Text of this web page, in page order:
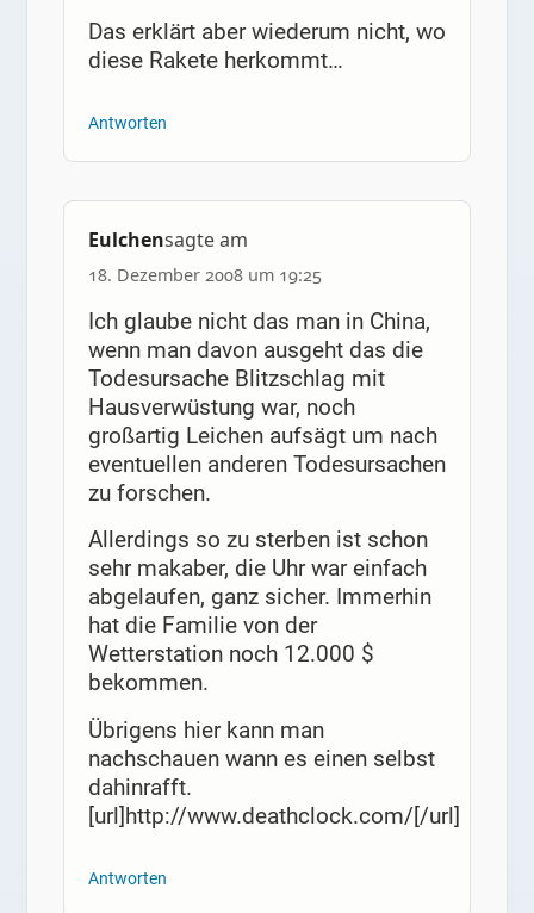
Das erklärt aber wiederum nicht, wo
diese Rakete herkommt…
Antworten
Eulchensagte am
18. Dezember 2008 um 19:25
Ich glaube nicht das man in China,
wenn man davon ausgeht das die
Todesursache Blitzschlag mit
Hausverwüstung war, noch
großartig Leichen aufsägt um nach
eventuellen anderen Todesursachen
zu forschen.
Allerdings so zu sterben ist schon
sehr makaber, die Uhr war einfach
abgelaufen, ganz sicher. Immerhin
hat die Familie von der
Wetterstation noch 12.000 $
bekommen.
Übrigens hier kann man
nachschauen wann es einen selbst
dahinrafft.
[url]http://www.deathclock.com/[/url]
Antworten